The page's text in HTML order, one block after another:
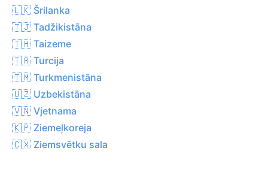
🇱🇰 Šrilanka
🇹🇯 Tadžikistāna
🇹🇭 Taizeme
🇹🇷 Turcija
🇹🇲 Turkmenistāna
🇺🇿 Uzbekistāna
🇻🇳 Vjetnama
🇰🇵 Ziemeļkoreja
🇨🇽 Ziemsvētku sala